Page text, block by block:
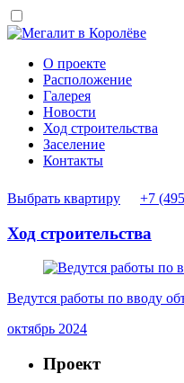
О проекте
Расположение
Галерея
Новости
Ход строительства
Заселение
Контакты
Выбрать квартиру +7
Ход строительства
Ведутся работы по вводу
октябрь 2024
Проект